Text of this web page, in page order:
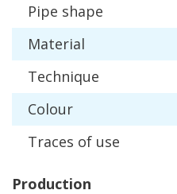
Pipe shape
Material
Technique
Colour
Traces of use
Production